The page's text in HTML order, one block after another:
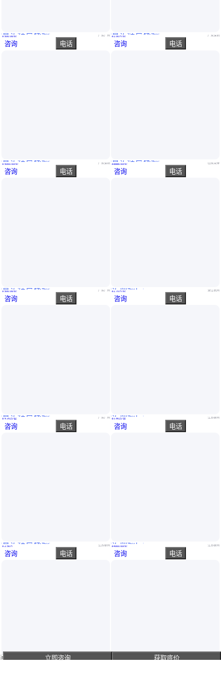
生产安全馆 安全带高空坠落体验设备 煤矿电力工地安全体验馆 盗梦
真实性已核验
￥500.00/套 广东广州
咨询 电话
安全帽撞击体验设备建筑工地施工安全体验馆VR模拟体验区科普设备
真实性已核验
￥5000.00/套 广东深圳
咨询 电话
交通安全馆 VR安全带碰撞装置 车祸碰撞事故体验 防御性驾驶宣传 盗梦
真实性已核验
￥500.00/套 广东广州
咨询 电话
影动力VR360°飞行驾驶设备模拟空中作战体验设备vr过山车
真实性已核验
￥9.20万/套 广东广州
咨询 电话
电力vr安全体验馆vr电力施工安全体验电厂箱检修爆炸事故电杆倒塌伤害事故物体打击伤害事故触电急救
真实性已核验
￥ 2.50万 江苏徐州
咨询 电话
智领科普VR安全帽撞击体验设备安全鞋冲击体验机械伤害模拟体验区
真实性已核验
￥1.00万/套 广东深圳
咨询 电话
体验太空无重力飞行 模拟飞行装置垂直风洞 模拟飞行
真实性已核验
￥8888 .00/套 山东菏泽
咨询 电话
安全培训道场设备机械伤害体验装置vr安全体验馆互动平台建设厂家
实地验厂
￥1 .70万/套 浙江杭州
咨询 电话
VR电力安全体验馆设备厂家模拟触电事故体验装置vr警示教育基地
实地验厂
￥1.80万/台 江苏徐州
咨询 电话
VR安全带碰撞体验系统汽车交通模拟驾驶撞击台体验馆装置基地设备
实地验厂
￥4000 .00/套 江苏徐州
咨询 电话
页 立即咨询 获取底价